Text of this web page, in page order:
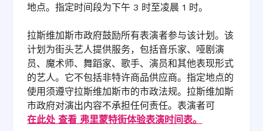
地点。指定时间段为下午 3 时至凌晨 1 时。
拉斯维加斯市政府鼓励所有表演者参与该计划。该
计划为街头艺人提供服务，包括音乐家、哑剧演
员、魔术师、舞蹈家、歌手、演员和其他表现形式
的艺人。它不包括非特许商品供应商。指定地点的
使用须遵守拉斯维加斯市的市政法规。拉斯维加斯
市政府对演出内容不承担任何责任。表演者可
在此处 查看 弗里蒙特街体验表演时间表。